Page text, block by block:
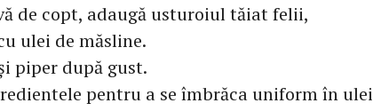
de copt, adaugă usturoiul tăiat felii,
ulei de măsline.
piper după gust.
pentru a se îmbrăca uniform în ulei